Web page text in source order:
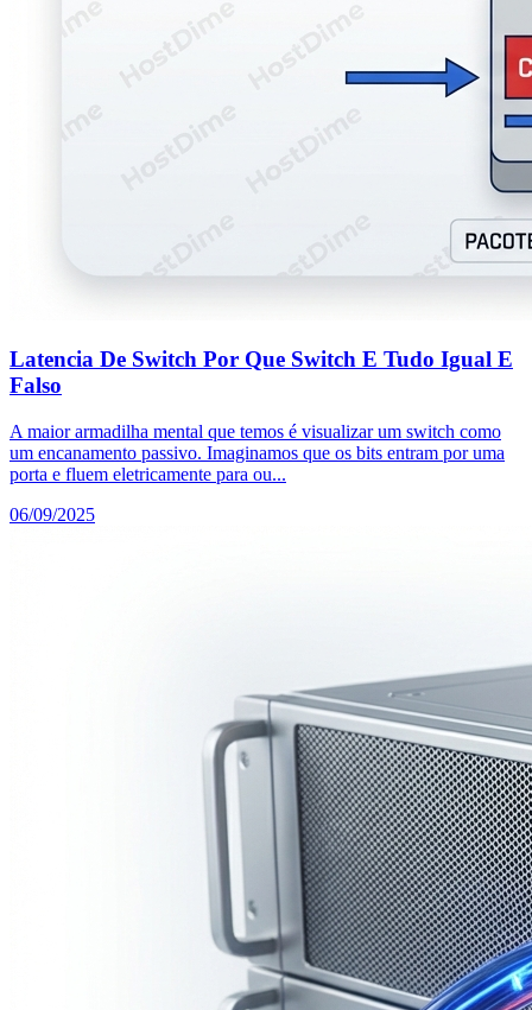
Latencia De Switch Por Que Switch E Tudo Igual E
Falso
A maior armadilha mental que temos é visualizar um switch como
um encanamento passivo. Imaginamos que os bits entram por uma
porta e fluem eletricamente para ou...
06/09/2025